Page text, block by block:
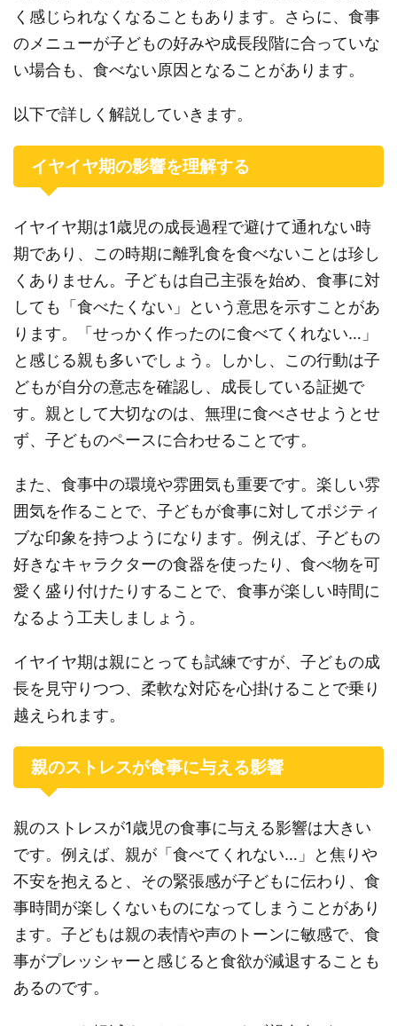
く感じられなくなることもあります。さらに、食事
のメニューが子どもの好みや成長段階に合っていな
い場合も、食べない原因となることがあります。
以下で詳しく解説していきます。
イヤイヤ期の影響を理解する
イヤイヤ期は1歳児の成長過程で避けて通れない時
期であり、この時期に離乳食を食べないことは珍し
くありません。子どもは自己主張を始め、食事に対
しても「食べたくない」という意思を示すことがあ
ります。「せっかく作ったのに食べてくれない…」
と感じる親も多いでしょう。しかし、この行動は子
どもが自分の意志を確認し、成長している証拠で
す。親として大切なのは、無理に食べさせようとせ
ず、子どものペースに合わせることです。
また、食事中の環境や雰囲気も重要です。楽しい雰
囲気を作ることで、子どもが食事に対してポジティ
ブな印象を持つようになります。例えば、子どもの
好きなキャラクターの食器を使ったり、食べ物を可
愛く盛り付けたりすることで、食事が楽しい時間に
なるよう工夫しましょう。
イヤイヤ期は親にとっても試練ですが、子どもの成
長を見守りつつ、柔軟な対応を心掛けることで乗り
越えられます。
親のストレスが食事に与える影響
親のストレスが1歳児の食事に与える影響は大きい
です。例えば、親が「食べてくれない…」と焦りや
不安を抱えると、その緊張感が子どもに伝わり、食
事時間が楽しくないものになってしまうことがあり
ます。子どもは親の表情や声のトーンに敏感で、食
事がプレッシャーと感じると食欲が減退することも
あるのです。